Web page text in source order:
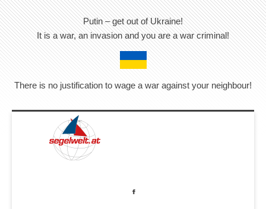
Putin – get out of Ukraine!
It is a war, an invasion and you are a war criminal!
There is no justification to wage a war against your neighbour!